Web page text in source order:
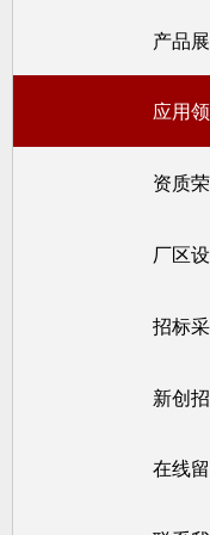
产品
应用
资质
厂区
招标
新创
在线